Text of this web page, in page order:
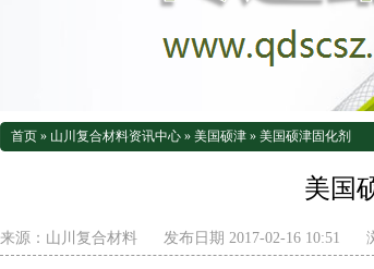
首页 » 山川复合材料资讯中心 » 美国硕津 » 美国硕津固化剂
美国
来源： 山川复合材料 发布日期 2017-02-16 10:51